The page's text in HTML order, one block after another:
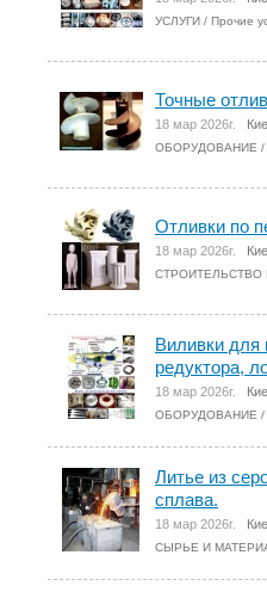
УСЛУГИ / Прочие
Точные
18 мар 2026г.
ОБОРУДОВАНИЕ /
Отливки по
18 мар 2026г.
СТРОИТЕЛЬСТВО
Виливки для
редуктора,
18 мар 2026г.
ОБОРУДОВАНИЕ /
Литье из
сплава.
18 мар 2026г.
СЫРЬЕ И